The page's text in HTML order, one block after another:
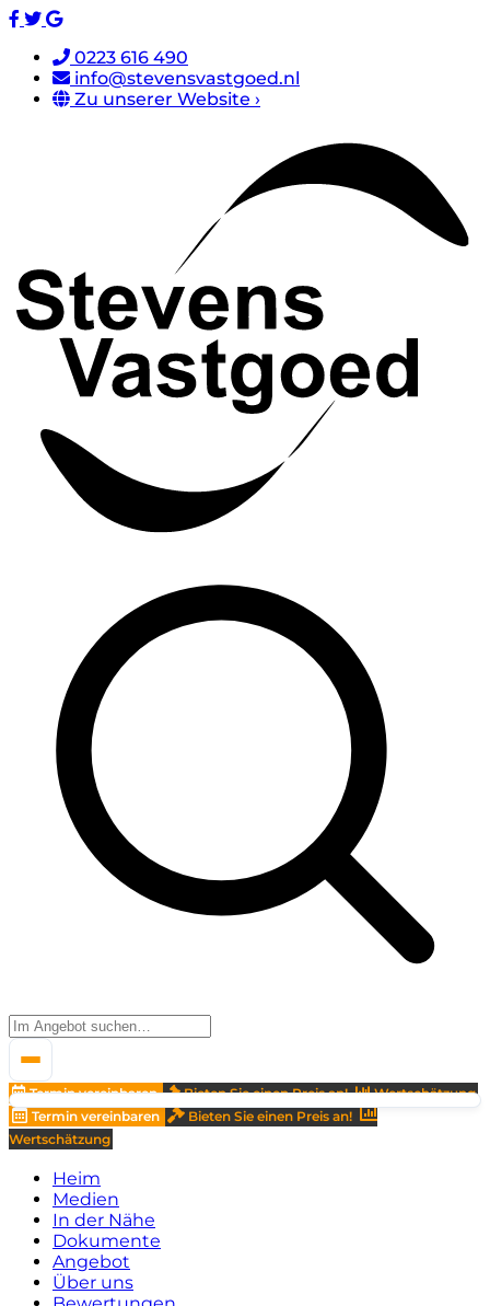
0223 616 490
info@stevensvastgoed.nl
Zu unserer Website ›
Termin vereinbaren Bieten Sie einen Preis an!
Wertschätzung
Termin vereinbaren
Bieten Sie einen Preis an!
Wertschätzung
Heim
Medien
In der Nähe
Dokumente
Angebot
Über uns